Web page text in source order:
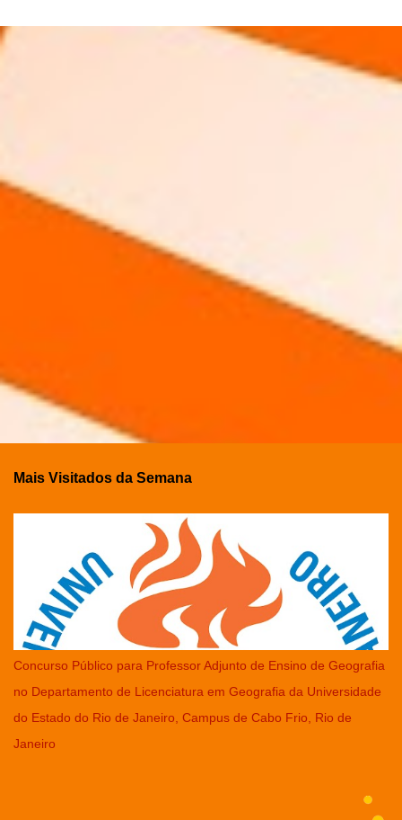
Mais Visitados da Semana
Concurso Público para Professor Adjunto de Ensino de Geografia
no Departamento de Licenciatura em Geografia da Universidade
do Estado do Rio de Janeiro, Campus de Cabo Frio, Rio de
Janeiro